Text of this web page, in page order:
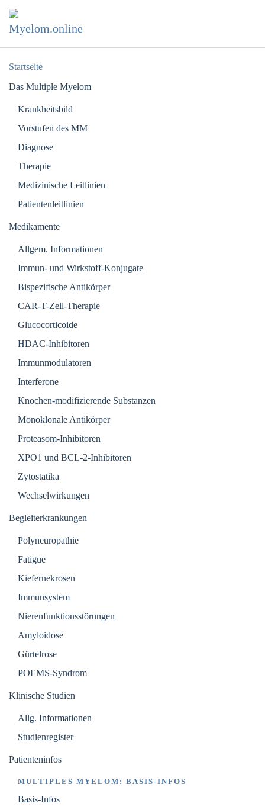
Zum Hauptinhalt springen
Startseite
Das Multiple Myelom
Krankheitsbild
Vorstufen des MM
Diagnose
Therapie
Medizinische Leitlinien
Patientenleitlinien
Medikamente
Allgem. Informationen
Immun- und Wirkstoff-Konjugate
Bispezifische Antikörper
CAR-T-Zell-Therapie
Glucocorticoide
HDAC-Inhibitoren
Immunmodulatoren
Interferone
Knochen-modifizierende Substanzen
Monoklonale Antikörper
Proteasom-Inhibitoren
XPO1 und BCL-2-Inhibitoren
Zytostatika
Wechselwirkungen
Begleiterkrankungen
Polyneuropathie
Fatigue
Kiefernekrosen
Immunsystem
Nierenfunktionsstörungen
Amyloidose
Gürtelrose
POEMS-Syndrom
Klinische Studien
Allg. Informationen
Studienregister
Patienteninfos
MULTIPLES MYELOM: BASIS-INFOS
Basis-Infos